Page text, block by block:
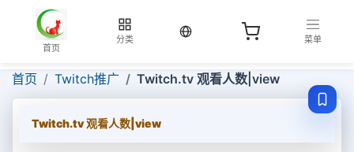
首页
分类
当前语言：中文
菜单
首页 Twitch推广 Twitch.tv 观看人数|view
Twitch.tv 观看人数|view